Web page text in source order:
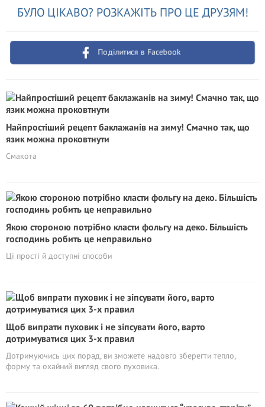
БУЛО ЦІКАВО? РОЗКАЖІТЬ ПРО ЦЕ ДРУЗЯМ!
Поділитися в Facebook
Найпростіший рецепт баклажанів на зиму! Смачно так, що
язик можна проковтнути
Смакота
Якою стороною потрібно класти фольгу на деко. Більшість
господинь робить це неправильно
Ці прості й доступні способи
Щоб випрати пуховик і не зіпсувати його, варто
дотримуватися цих 3-х правил
Дотримуючись цих порад, ви зможете надовго зберегти тепло,
форму та охайний вигляд свого пуховика.